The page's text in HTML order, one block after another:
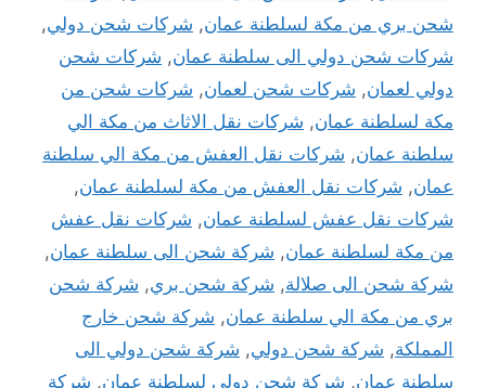
شحن بري من مكة لسلطنة عمان, شركات شحن دولي,
شركات شحن دولي الى سلطنة عمان, شركات شحن
دولي لعمان, شركات شحن لعمان, شركات شحن من
مكة لسلطنة عمان, شركات نقل الاثاث من مكة الي
سلطنة عمان, شركات نقل العفش من مكة الي سلطنة
عمان, شركات نقل العفش من مكة لسلطنة عمان,
شركات نقل عفش لسلطنة عمان, شركات نقل عفش
من مكة لسلطنة عمان, شركة شحن الى سلطنة عمان,
شركة شحن الى صلالة, شركة شحن بري, شركة شحن
بري من مكة الي سلطنة عمان, شركة شحن خارج
المملكة, شركة شحن دولي, شركة شحن دولي الى
سلطنة عمان, شركة شحن دولي لسلطنة عمان, شركة